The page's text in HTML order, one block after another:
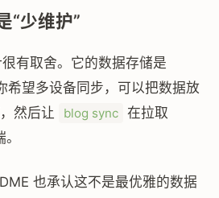
“少维护”
有取舍。它的数据存储是
希望多设备同步，可以把数据放
然后让
blog sync 在拉取
也承认这不是最优雅的数据